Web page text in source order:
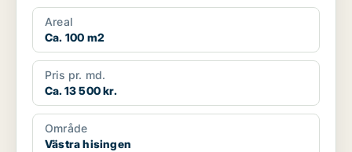
Areal
Ca. 100 m2
Pris pr. md.
Ca. 13 500 kr.
Område
Västra hisingen